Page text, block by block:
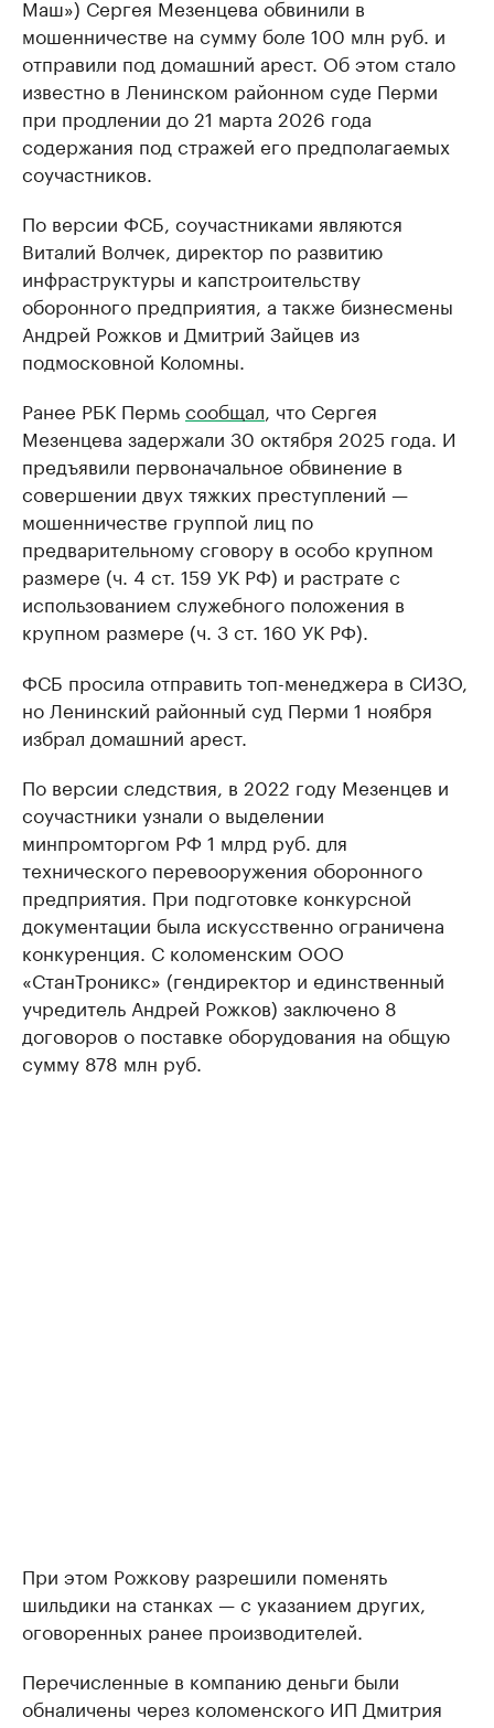
Маш») Сергея Мезенцева обвинили в
мошенничестве на сумму боле 100 млн руб. и
отправили под домашний арест. Об этом стало
известно в Ленинском районном суде Перми
при продлении до 21 марта 2026 года
содержания под стражей его предполагаемых
соучастников.
По версии ФСБ, соучастниками являются
Виталий Волчек, директор по развитию
инфраструктуры и капстроительству
оборонного предприятия, а также бизнесмены
Андрей Рожков и Дмитрий Зайцев из
подмосковной Коломны.
Ранее РБК Пермьсообщал , что Сергея
Мезенцева задержали 30 октября 2025 года. И
предъявили первоначальное обвинение в
совершении двух тяжких преступлений —
мошенничестве группой лиц по
предварительному сговору в особо крупном
размере (ч. 4 ст. 159 УК РФ) и растрате с
использованием служебного положения в
крупном размере (ч. 3 ст. 160 УК РФ).
ФСБ просила отправить топ-менеджера в СИЗО,
но Ленинский районный суд Перми 1 ноября
избрал домашний арест.
По версии следствия, в 2022 году Мезенцев и
соучастники узнали о выделении
минпромторгом РФ 1 млрд руб. для
технического перевооружения оборонного
предприятия. При подготовке конкурсной
документации была искусственно ограничена
конкуренция. С коломенским ООО
«СтанТроникс» (гендиректор и единственный
учредитель Андрей Рожков) заключено 8
договоров о поставке оборудования на общую
сумму 878 млн руб.
При этом Рожкову разрешили поменять
шильдики на станках — с указанием других,
оговоренных ранее производителей.
Перечисленные в компанию деньги были
обналичены через коломенского ИП Дмитрия